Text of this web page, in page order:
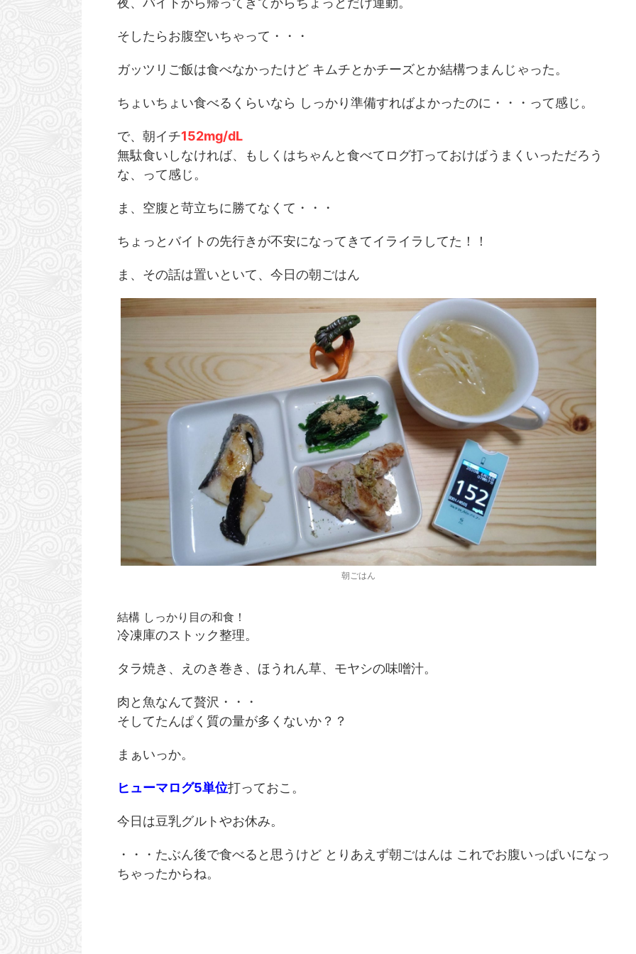
そしたらお腹空いちゃって・・・
ガッツリご飯は食べなかったけど キムチとかチーズとか結構つまんじゃった。
ちょいちょい食べるくらいなら しっかり準備すればよかったのに・・・って感じ。
で、朝イチ152mg/dL
無駄食いしなければ、もしくはちゃんと食べてログ打っておけばうまくいっただろう
な、って感じ。
ま、空腹と苛立ちに勝てなくて・・・
ちょっとバイトの先行きが不安になってきてイライラしてた！！
ま、その話は置いといて、今日の朝ごはん
朝ごはん
結構 しっかり目の和食！
冷凍庫のストック整理。
タラ焼き、えのき巻き、ほうれん草、モヤシの味噌汁。
肉と魚なんて贅沢・・・
そしてたんぱく質の量が多くないか？？
まぁいっか。
ヒューマログ5単位打っておこ。
今日は豆乳グルトやお休み。
・・・たぶん後で食べると思うけど とりあえず朝ごはんは これでお腹いっぱいになっ
ちゃったからね。
存報告 激ヤバ職場に転職して精神崩壊寸
はようございます。 大変ご無沙汰しておりまし
！！ 活き活き。 もう空元気じゃないとやってい
、どうしようもなくなったそのちょっと先にトラ
ス状態になるであろうゾーンが存在すると思う。
待ってると思うんだけど 寸前で踏みとどまって
ま生きてることが楽しいと感じてしまう異常な事
でございます。 生きてることを楽しき感じるのが
常 と 平然と言ってしまう私はすでに ...
最近の血糖値ヤバい。リブレ流血で装着位置
おはようございます！ えんけでございます。 なん
めてやりました！！ 本当は明日も勤務予定だったん
シフトがかぶってる日があったからそこを夏休み扱
いで休みにしてもらえた。 もういろいろ限界だった
よ。 ひとつ文句言うね。 管理者のクソ話なんだけ
ど・・・ こいつ、基本 時間ぴったりに帰る。 なん
なら終業5分前くらいには帰る準備しちゃう系。 う
ん、それは良いと思うんだ。 だって 一応 制服があ
るから 着替える時間も仕事の時 ...
おはようございます。 えんけでございます。 暑い
仕事がない こんな日は家にいるより外に出た方が
シだ。 朝からカフェで涼んでおります。 スポンサ
ーリンク さて 近況ですが・・・ 仕事のせいで精神
崩壊状態が続いておりまして はっきりと退職の意
を示すことにしました。 はっきり・・・ いや、シ
ョートメールで俗にいうエリアマネージャーみた
な人に 「退職の相談をしたい ...